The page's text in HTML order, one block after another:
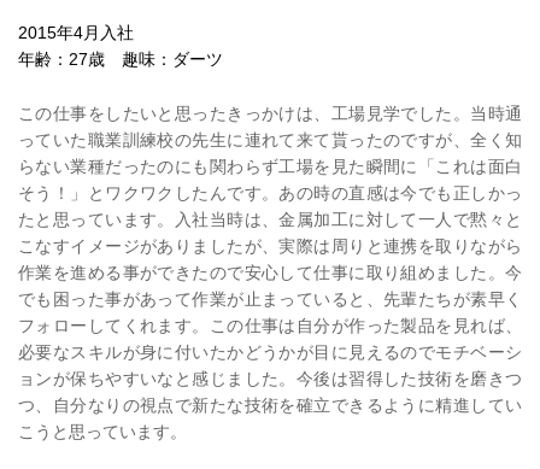
2015年4月入社
年齢：27歳 趣味：ダーツ
この仕事をしたいと思ったきっかけは、工場見学でした。当時通
っていた職業訓練校の先生に連れて来て貰ったのですが、全く知
らない業種だったのにも関わらず工場を見た瞬間に「これは面白
そう！」とワクワクしたんです。あの時の直感は今でも正しかっ
たと思っています。入社当時は、金属加工に対して一人で黙々と
こなすイメージがありましたが、実際は周りと連携を取りながら
作業を進める事ができたので安心して仕事に取り組めました。今
でも困った事があって作業が止まっていると、先輩たちが素早く
フォローしてくれます。この仕事は自分が作った製品を見れば、
必要なスキルが身に付いたかどうかが目に見えるのでモチベーシ
ョンが保ちやすいなと感じました。今後は習得した技術を磨きつ
つ、自分なりの視点で新たな技術を確立できるように精進してい
こうと思っています。